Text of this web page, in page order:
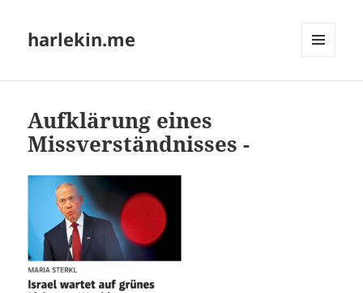
harlekin.me
Aufklärung eines
Missverständnisses -